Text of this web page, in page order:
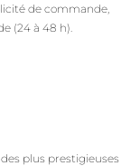
de commande,
(24 à 48 h).
plus prestigieuses